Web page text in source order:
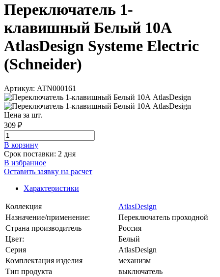
Переключатель 1-
клавишный Белый 10А
AtlasDesign Systeme Electric
(Schneider)
Артикул: ATN000161
Цена за шт.
309 ₽
В корзинy
Срок поставки: 2 дня
В избранное
Оставить заявку на расчет
Характеристики
Коллекция
AtlasDesign
Назначение/применение:
Переключатель проходной
Страна производитель
Россия
Цвет:
Белый
Серия
AtlasDesign
Комплектация изделия
механизм
Тип продукта
выключатель